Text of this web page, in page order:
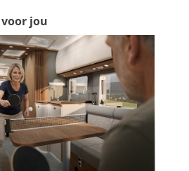
jou